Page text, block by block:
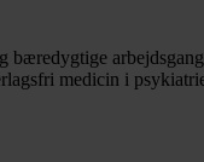
bæredygtige
medicin i